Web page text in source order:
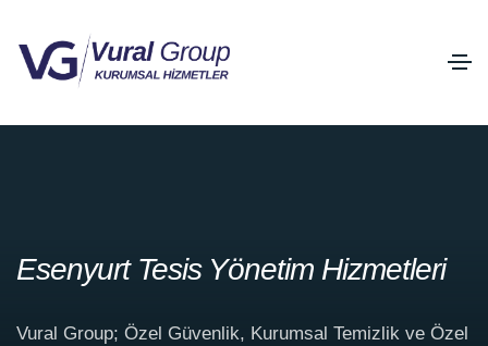
Esenyurt Tesis Yönetim Hizmetleri
Vural Group; Özel Güvenlik, Kurumsal Temizlik ve Özel